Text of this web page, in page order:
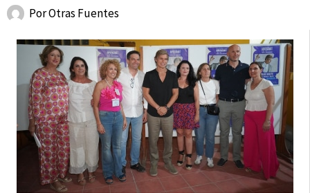
PorOtras Fuentes